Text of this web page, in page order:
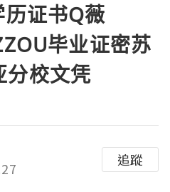
证书Q薇
毕业证密苏
分校文凭
追蹤